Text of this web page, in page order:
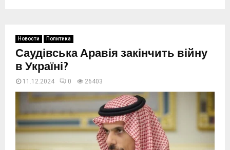
Новости Политика
Саудівська Аравія закінчить війну
в Україні?
11.12.2024 0 26404